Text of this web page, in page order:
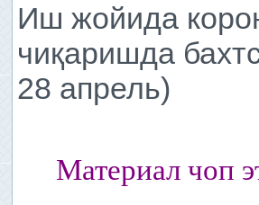
Иш жойида
чиқаришда
28 апрель)
Материал чоп